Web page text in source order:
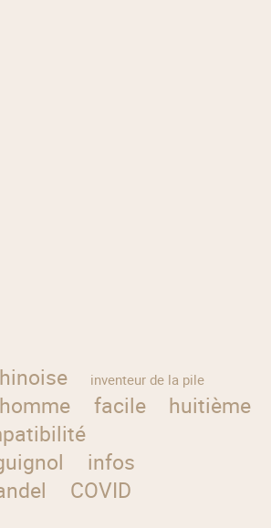
inventeur de la pile
facile
huitième
infos
COVID